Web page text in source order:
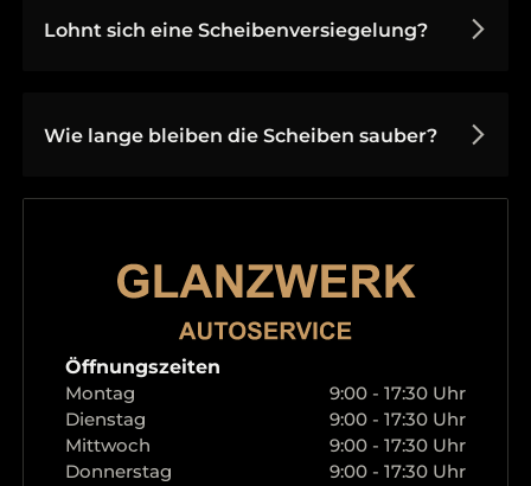
Lohnt sich eine Scheibenversiegelung?
Wie lange bleiben die Scheiben sauber?
Öffnungszeiten
Montag
9:00 - 17:30 Uhr
Dienstag
9:00 - 17:30 Uhr
Mittwoch
9:00 - 17:30 Uhr
Donnerstag
9:00 - 17:30 Uhr